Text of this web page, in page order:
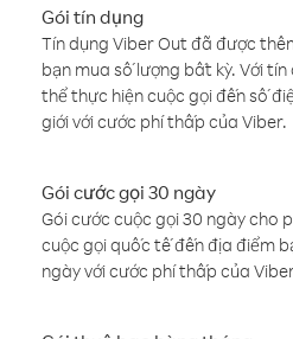
Gói tín dụng
Tín dụng Viber Out đã được
bạn mua số lượng bất kỳ. Với
thể thực hiện cuộc gọi đến số
giới với cước phí thấp của Viber.
Gói cước gọi 30 ngày
Gói cước cuộc gọi 30 ngày cho
cuộc gọi quốc tế đến địa điểm
ngày với cước phí thấp của